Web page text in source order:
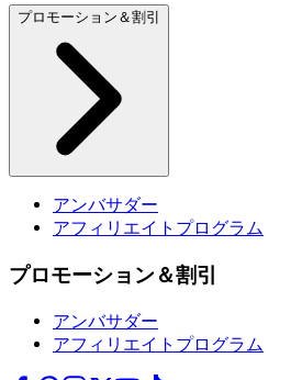
プロモーション＆割引
アンバサダー
アフィリエイトプログラム
プロモーション＆割引
アンバサダー
アフィリエイトプログラム